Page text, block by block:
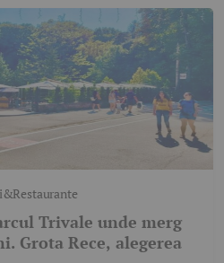
Trivale unde merg
Grota Rece, alegerea